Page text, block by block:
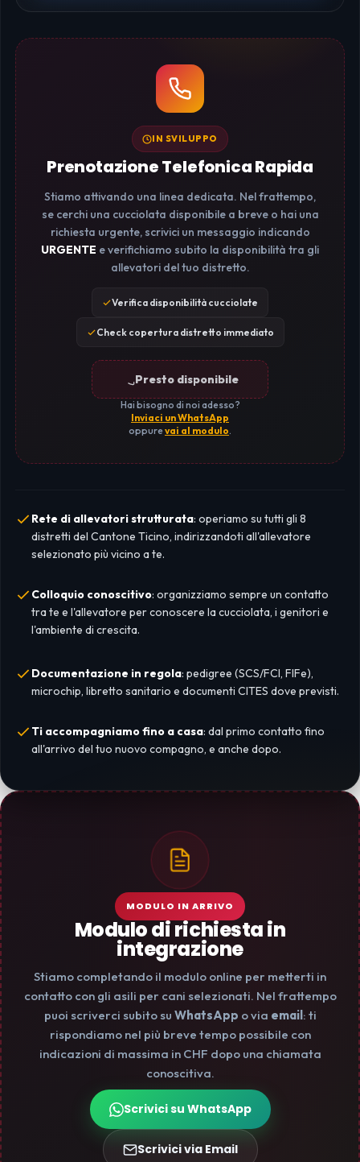
IN SVILUPPO
Prenotazione Telefonica Rapida
Stiamo attivando una linea dedicata. Nel frattempo,
se cerchi una cucciolata disponibile a breve o hai una
richiesta urgente, scrivici un messaggio indicando
URGENTE e verifichiamo subito la disponibilità tra gli
allevatori del tuo distretto.
Verifica disponibilità cucciolate
Check copertura distretto immediato
Presto disponibile
Hai bisogno di noi adesso?
Inviaci un WhatsApp
oppurevai al modulo.
Rete di allevatori strutturata: operiamo su tutti gli 8
distretti del Cantone Ticino, indirizzandoti all'allevatore
selezionato più vicino a te.
Colloquio conoscitivo: organizziamo sempre un contatto
tra te e l'allevatore per conoscere la cucciolata, i genitori e
l'ambiente di crescita.
Documentazione in regola: pedigree (SCS/FCI, FIFe),
microchip, libretto sanitario e documenti CITES dove previsti.
Ti accompagniamo fino a casa: dal primo contatto fino
all'arrivo del tuo nuovo compagno, e anche dopo.
MODULO IN ARRIVO
Modulo di richiesta in
integrazione
Stiamo completando il modulo online per metterti in
contatto con gli asili per cani selezionati. Nel frattempo
puoi scriverci subito su WhatsApp o via email: ti
rispondiamo nel più breve tempo possibile con
indicazioni di massima in CHF dopo una chiamata
conoscitiva.
Scrivici su WhatsApp
Scrivici via Email